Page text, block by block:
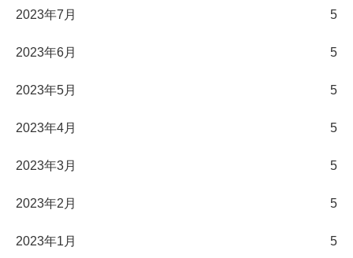
2023年7月 5
2023年6月 5
2023年5月 5
2023年4月 5
2023年3月 5
2023年2月 5
2023年1月 5